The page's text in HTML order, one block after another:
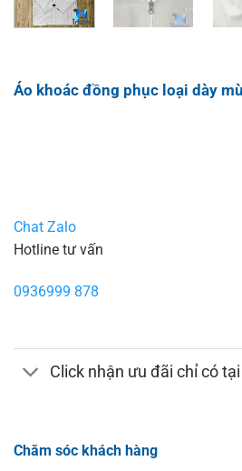
Áo khoác đồng phục loại dày
Chat Zalo
Hotline tư vấn
0936999 878
Click nhận ưu đãi chỉ có
Chăm sóc khách hàng